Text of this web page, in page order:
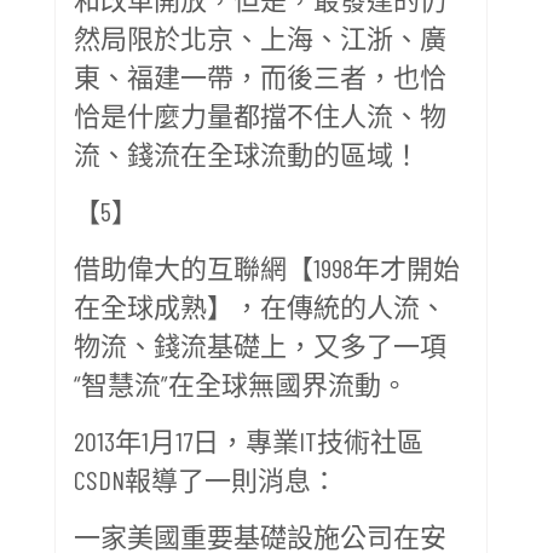
然局限於北京、上海、江浙、廣
東、福建一帶，而後三者，也恰
恰是什麼力量都擋不住人流、物
流、錢流在全球流動的區域！
【5】
借助偉大的互聯網【1998年才開始
在全球成熟】，在傳統的人流、
物流、錢流基礎上，又多了一項
“智慧流”在全球無國界流動。
2013年1月17日，專業IT技術社區
CSDN報導了一則消息：
一家美國重要基礎設施公司在安